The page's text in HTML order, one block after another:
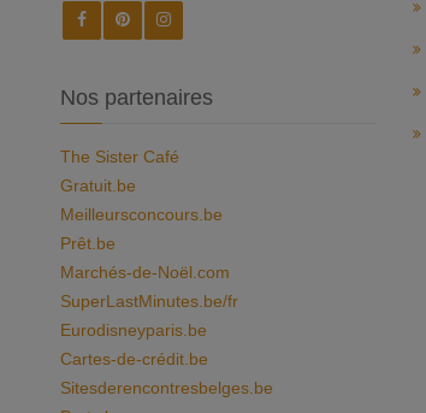
Nos partenaires
The Sister Café
Gratuit.be
Meilleursconcours.be
Prêt.be
Marchés-de-Noël.com
SuperLastMinutes.be/fr
Eurodisneyparis.be
Cartes-de-crédit.be
Sitesderencontresbelges.be